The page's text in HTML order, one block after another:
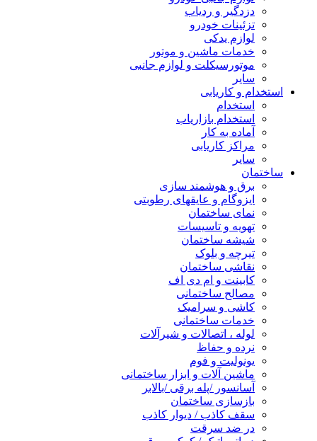
دزدگیر و ردیاب
تزئینات خودرو
لوازم یدکی
خدمات ماشین و موتور
موتورسیکلت و لوازم جانبی
سایر
استخدام و کاریابی
استخدام
استخدام بازاریاب
آماده به کار
مراکز کاریابی
سایر
ساختمان
برق و هوشمند سازی
ایزوگام و عایقهای رطوبتی
نمای ساختمان
تهویه و تاسیسات
شیشه ساختمان
تیرچه و بلوک
نقاشی ساختمان
کابینت و ام دی اف
مصالح ساختمانی
کاشی و سرامیک
خدمات ساختمانی
لوله ، اتصالات و شیرآلات
نرده و حفاظ
یونولیت و فوم
ماشین آلات و ابزار ساختمانی
آسانسور /پله برقی /بالابر
بازسازی ساختمان
سقف کاذب / دیوار کاذب
در ضد سرقت